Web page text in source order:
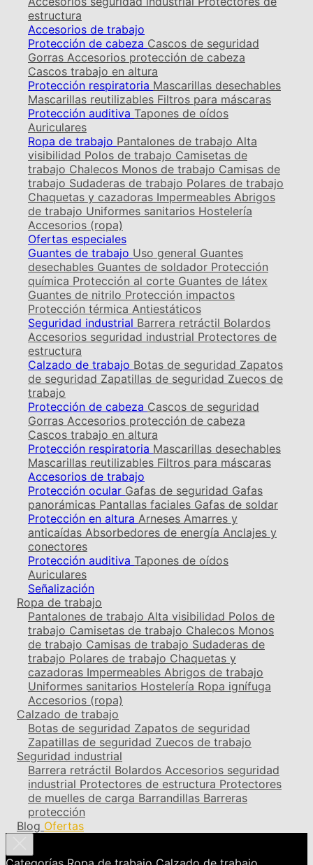
estructura
Accesorios de trabajo
Protección de cabeza Cascos de seguridad
Gorras Accesorios protección de cabeza
Cascos trabajo en altura
Protección respiratoria Mascarillas desechables
Mascarillas reutilizables Filtros para máscaras
Protección auditiva Tapones de oídos
Auriculares
Ropa de trabajo Pantalones de trabajo Alta
visibilidad Polos de trabajo Camisetas de
trabajo Chalecos Monos de trabajo Camisas de
trabajo Sudaderas de trabajo Polares de trabajo
Chaquetas y cazadoras Impermeables Abrigos
de trabajo Uniformes sanitarios Hostelería
Accesorios (ropa)
Ofertas especiales
Guantes de trabajo Uso general Guantes
desechables Guantes de soldador Protección
química Protección al corte Guantes de látex
Guantes de nitrilo Protección impactos
Protección térmica Antiestáticos
Seguridad industrial Barrera retráctil Bolardos
Accesorios seguridad industrial Protectores de
estructura
Calzado de trabajo Botas de seguridad Zapatos
de seguridad Zapatillas de seguridad Zuecos de
trabajo
Protección de cabeza Cascos de seguridad
Gorras Accesorios protección de cabeza
Cascos trabajo en altura
Protección respiratoria Mascarillas desechables
Mascarillas reutilizables Filtros para máscaras
Accesorios de trabajo
Protección ocular Gafas de seguridad Gafas
panorámicas Pantallas faciales Gafas de soldar
Protección en altura Arneses Amarres y
anticaídas Absorbedores de energía Anclajes y
conectores
Protección auditiva Tapones de oídos
Auriculares
Señalización
Ropa de trabajo
Pantalones de trabajo Alta visibilidad Polos de
trabajo Camisetas de trabajo Chalecos Monos
de trabajo Camisas de trabajo Sudaderas de
trabajo Polares de trabajo Chaquetas y
cazadoras Impermeables Abrigos de trabajo
Uniformes sanitarios Hostelería Ropa ignífuga
Accesorios (ropa)
Calzado de trabajo
Botas de seguridad Zapatos de seguridad
Zapatillas de seguridad Zuecos de trabajo
Seguridad industrial
Barrera retráctil Bolardos Accesorios seguridad
industrial Protectores de estructura Protectores
de muelles de carga Barrandillas Barreras
protección
Blog Ofertas